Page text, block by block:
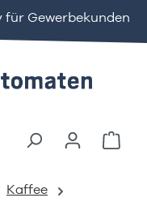
für Gewerbekunden
Kaffee